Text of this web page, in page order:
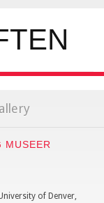
MUSEER
of Denver,